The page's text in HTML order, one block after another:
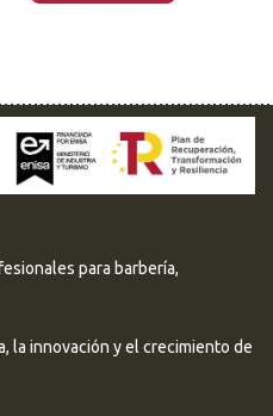
para barbería,
la innovación y el crecimiento de